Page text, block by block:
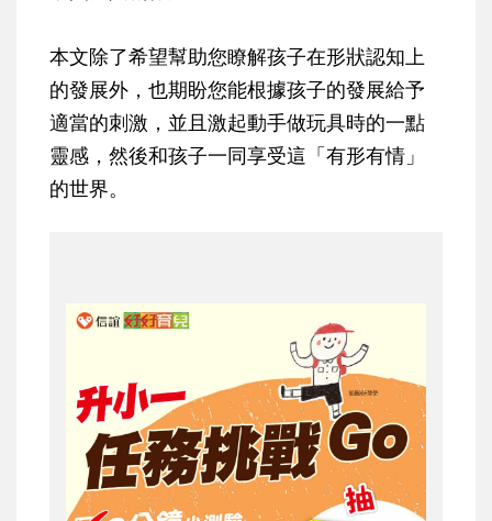
本文除了希望幫助您瞭解孩子在形狀認知上
的發展外，也期盼您能根據孩子的發展給予
適當的刺激，並且激起動手做玩具時的一點
靈感，然後和孩子一同享受這「有形有情」
的世界。